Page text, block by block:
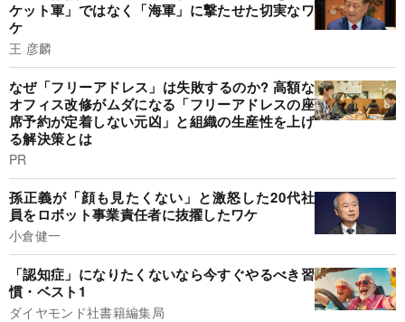
ケット軍」ではなく「海軍」に撃たせた切実なワ
ケ
王 彦麟
なぜ「フリーアドレス」は失敗するのか? 高額な
オフィス改修がムダになる「フリーアドレスの座
席予約が定着しない元凶」と組織の生産性を上げ
る解決策とは
PR
孫正義が「顔も見たくない」と激怒した20代社
員をロボット事業責任者に抜擢したワケ
小倉健一
「認知症」になりたくないなら今すぐやるべき習
慣・ベスト1
ダイヤモンド社書籍編集局